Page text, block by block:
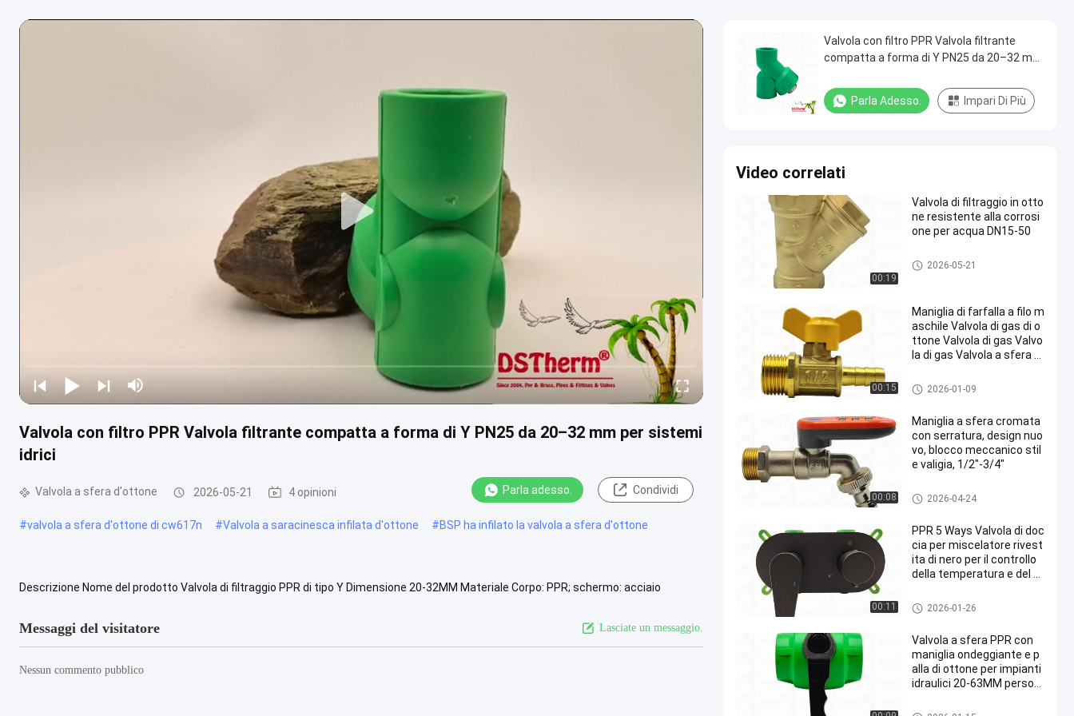
Valvola con filtro PPR Valvola filtrante compatta a forma di Y PN25 da 20–32 mm per sistemi
idrici
Valvola a sfera d'ottone 2026-05-21 4 opinioni Parla adesso. Condividi
#valvola a sfera d'ottone di cw617n #Valvola a saracinesca infilata d'ottone #BSP ha infilato la valvola a sfera d'ottone
Descrizione Nome del prodotto Valvola di filtraggio PPR di tipo Y Dimensione 20-32MM Materiale Corpo: PPR; schermo: acciaio
Messaggi del visitatore Lasciate un messaggio.
Nessun commento pubblico
Valvola con filtro PPR Valvola filtrante
compatta a forma di Y PN25 da 20–32 mm
Parla Adesso. Impari Di Più
Video correlati
00:19
Valvola di filtraggio in otto
ne resistente alla corrosi
one per acqua DN15-50
Valvola a sfera d'ottone
2026-05-21
00:15
Maniglia di farfalla a filo m
aschile Valvola di gas di o
ttone Valvola di gas Valvo
la di gas Valvola a sfera p
Valvola a sfera d'ottone
2026-01-09
00:08
Maniglia a sfera cromata
con serratura, design nuo
vo, blocco meccanico stil
e valigia, 1/2"-3/4"
Valvola d'ottone
2026-04-24
00:11
PPR 5 Ways Valvola di doc
cia per miscelatore rivest
ita di nero per il controllo
della temperatura e del fl
Valvola d'arresto di PPR
2026-01-26
Valvola a sfera PPR con
maniglia ondeggiante e p
alla di ottone per impianti
idraulici 20-63MM person
Valvola a sfera del sindacato